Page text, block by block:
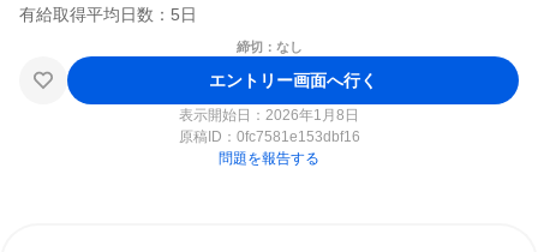
締切：なし
エントリー画面へ行く
表示開始日：2026年1月8日
原稿ID： 0fc7581e153dbf16
問題を報告する